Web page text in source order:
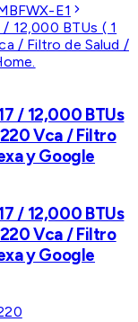
E1
/ 12,000 BTUs
Vca / Filtro
y Google
/ 12,000 BTUs
Vca / Filtro
y Google